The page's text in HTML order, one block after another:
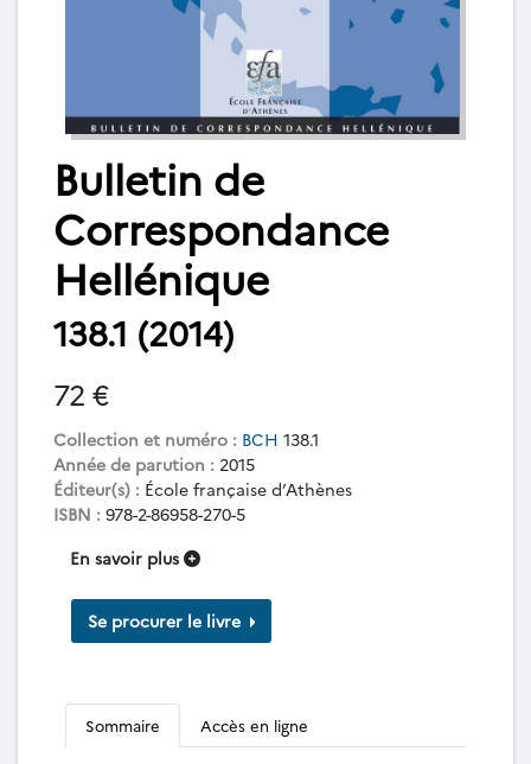
Bulletin de
Correspondance
Hellénique
138.1 (2014)
72 €
Collection et numéro : BCH 138.1
Année de parution : 2015
Éditeur(s) : École française d’Athènes
ISBN : 978-2-86958-270-5
En savoir plus
Se procurer le livre
Sommaire Accès en ligne